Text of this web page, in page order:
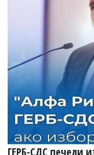
ГЕРБ-СДС печели